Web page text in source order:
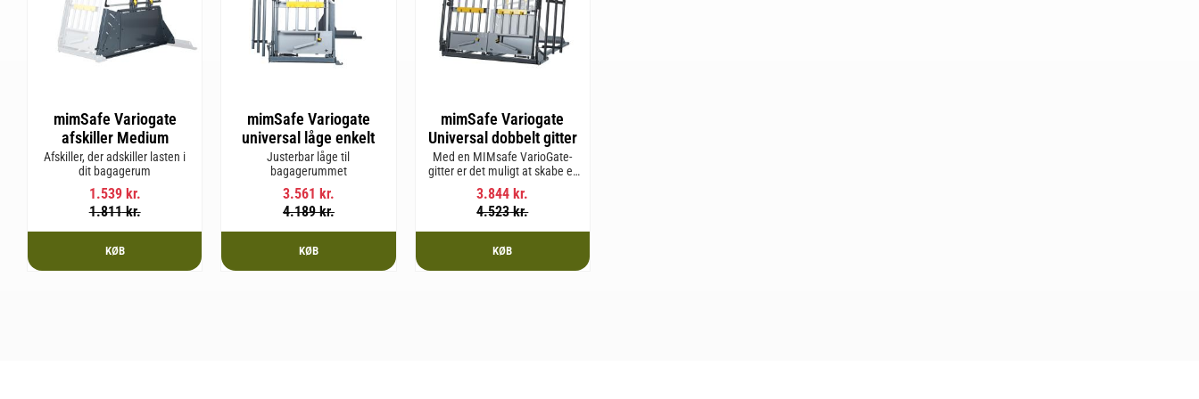
mimSafe Variogate
afskiller Medium
Afskiller, der adskiller lasten i
dit bagagerum
1.539kr.
1.811kr.
KØB
mimSafe Variogate
universal låge enkelt
Justerbar låge til
bagagerummet
3.561 kr.
4.189kr.
KØB
mimSafe Variogate
Universal dobbelt gitter
Med en MIMsafe VarioGate-
gitter er det muligt at skabe et
aflukket område i hele
bagagerummet, som kan
bruges til transport af hunde
3.844 kr.
4.523kr.
KØB